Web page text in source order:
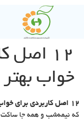
۱۲ اصل
خواب بهتر
۱۲ اصل کاربردی برای خواب بهتر.
که نیمه‌شب و همه جا ساکت